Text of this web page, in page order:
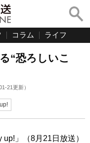
コラム ライフ
“恐ろしいこ
21更新）
」（8月21日放送）